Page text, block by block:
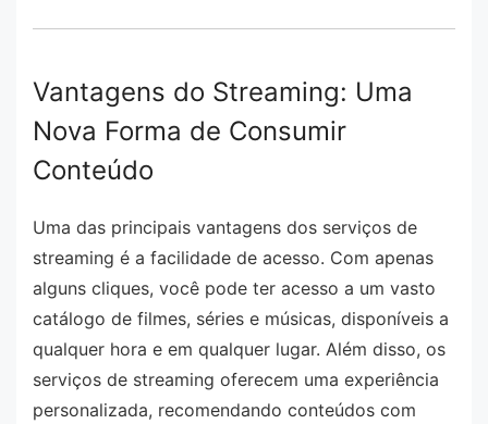
Vantagens do Streaming: Uma
Nova Forma de Consumir
Conteúdo
Uma das principais vantagens dos serviços de
streaming é a facilidade de acesso. Com apenas
alguns cliques, você pode ter acesso a um vasto
catálogo de filmes, séries e músicas, disponíveis a
qualquer hora e em qualquer lugar. Além disso, os
serviços de streaming oferecem uma experiência
personalizada, recomendando conteúdos com